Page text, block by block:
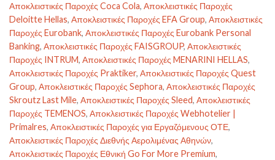
Αποκλειστικές Παροχές Coca Cola, Αποκλειστικές Παροχές
Deloitte Hellas, Αποκλειστικές Παροχές EFA Group, Αποκλειστικές
Παροχές Eurobank, Αποκλειστικές Παροχές Eurobank Personal
Banking, Αποκλειστικές Παροχές FAISGROUP, Αποκλειστικές
Παροχές INTRUM, Αποκλειστικές Παροχές MENARINI HELLAS,
Αποκλειστικές Παροχές Praktiker, Αποκλειστικές Παροχές Quest
Group, Αποκλειστικές Παροχές Sephora, Αποκλειστικές Παροχές
Skroutz Last Mile, Αποκλειστικές Παροχές Sleed, Αποκλειστικές
Παροχές TEMENOS, Αποκλειστικές Παροχές Webhotelier |
Primalres, Αποκλειστικές Παροχές για Εργαζόμενους ΟΤΕ,
Αποκλειστικές Παροχές Διεθνής Αερολιμένας Αθηνών,
Αποκλειστικές Παροχές Εθνική Go For More Premium,